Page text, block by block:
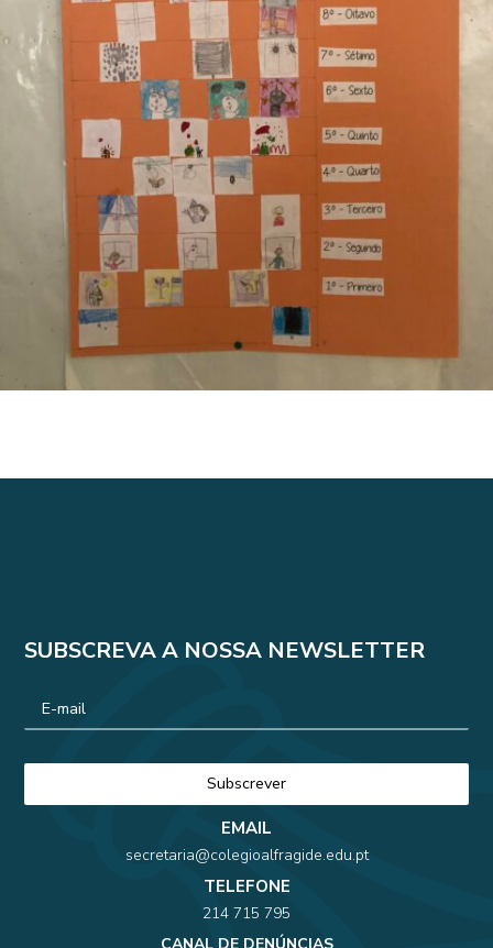
SUBSCREVA A NOSSA NEWSLETTER
EMAIL
secretaria@colegioalfragide.edu.pt
TELEFONE
214 715 795
CANAL DE DENÚNCIAS